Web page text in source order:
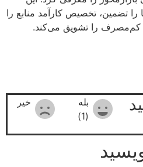
را تضمین، تخصیص کارآمد منابع را
کم‌مصرف را تشویق می‌کند.
بله
(1)
خیر